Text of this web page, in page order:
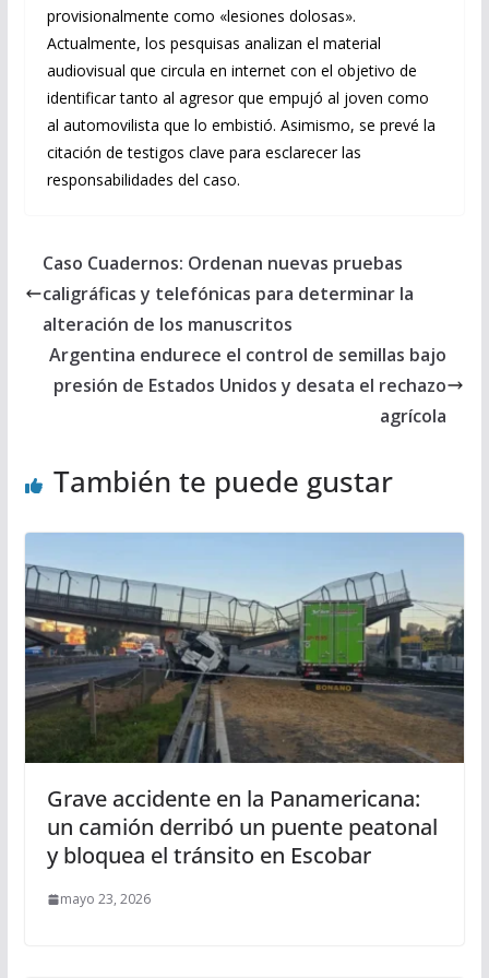
provisionalmente como «lesiones dolosas».
Actualmente, los pesquisas analizan el material
audiovisual que circula en internet con el objetivo de
identificar tanto al agresor que empujó al joven como
al automovilista que lo embistió. Asimismo, se prevé la
citación de testigos clave para esclarecer las
responsabilidades del caso.
Caso Cuadernos: Ordenan nuevas pruebas
caligráficas y telefónicas para determinar la
alteración de los manuscritos
Argentina endurece el control de semillas bajo
presión de Estados Unidos y desata el rechazo
agrícola
También te puede gustar
Grave accidente en la Panamericana:
un camión derribó un puente peatonal
y bloquea el tránsito en Escobar
mayo 23, 2026